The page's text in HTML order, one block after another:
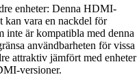
enheter: Denna HDMI-
vara en nackdel för
inte är kompatibla med denna
användbarheten för vissa
attraktiv jämfört med enheter
versioner.